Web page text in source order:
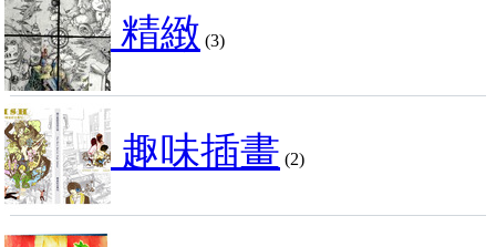
精緻 (3)
趣味插畫 (2)